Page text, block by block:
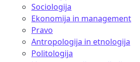
Sociologija
Ekonomija in management
Pravo
Antropologija in etnologija
Politologija